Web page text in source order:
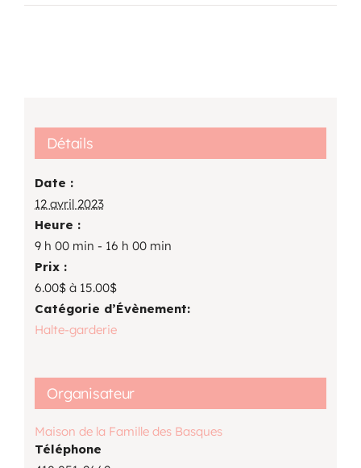
Détails
Date :
12 avril 2023
Heure :
9 h 00 min - 16 h 00 min
Prix :
6.00$ à 15.00$
Catégorie d’Évènement:
Halte-garderie
Organisateur
Maison de la Famille des Basques
Téléphone